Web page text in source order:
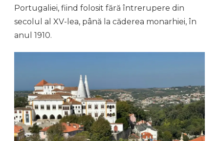
Portugaliei, fiind folosit fără întrerupere din
secolul al XV-lea, până la căderea monarhiei, în
anul 1910.